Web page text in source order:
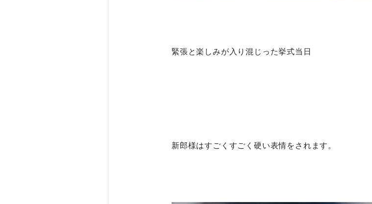
緊張と楽しみが入り混じった挙式当日
新郎様はすごくすごく硬い表情をされます。